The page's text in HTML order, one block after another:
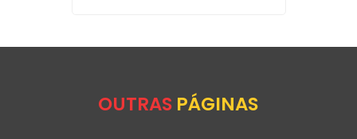
OUTRAS PÁGINAS